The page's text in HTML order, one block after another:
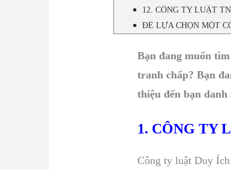
12. CÔNG TY LUẬT
ĐỂ LỰA CHỌN MỘT
Bạn đang muốn
tranh chấp? Bạn
thiệu đến bạn
1. CÔNG TY
Công ty luật Duy